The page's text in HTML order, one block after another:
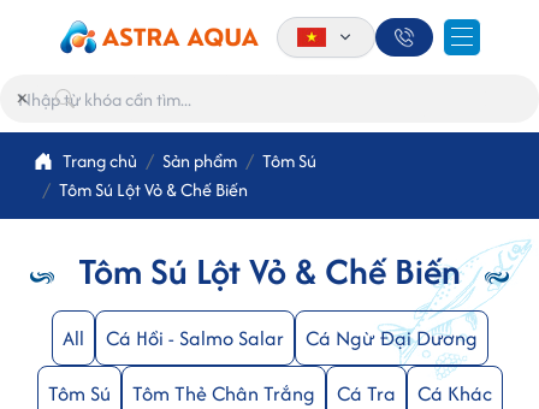
×
Trang chủ Sản phẩm
Tôm Sú
Tôm Sú Lột Vỏ & Chế Biến
Tôm Sú Lột Vỏ & Chế Biến
All Cá Hồi - Salmo Salar
Cá Ngừ Đại Dương
Tôm Sú
Tôm Thẻ Chân Trắng Cá Tra Cá Khác